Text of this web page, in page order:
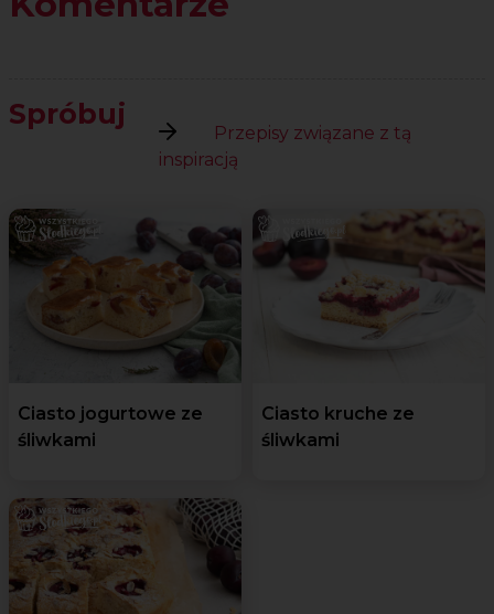
Spróbuj
Przepisy związane z tą
inspiracją
Ciasto jogurtowe ze
śliwkami
Ciasto kruche ze
śliwkami